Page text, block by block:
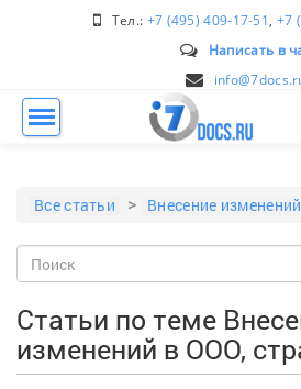
Тел.: +7 (495) 409-17-51, +7
Написать в
Все статьи Внесение
Статьи по теме
изменений в ООО,